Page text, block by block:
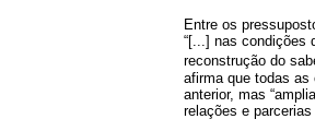
Entre os
“[...] nas condições
reconstrução do
afirma que todas as
anterior, mas
relações e